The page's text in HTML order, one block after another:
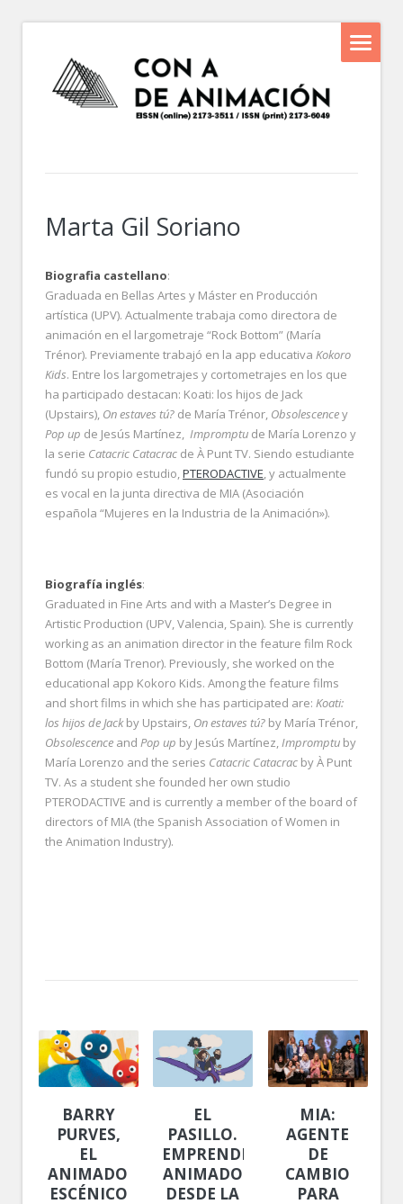
Marta Gil Soriano
Biografia castellano:
Graduada en Bellas Artes y Máster en Producción
artística (UPV). Actualmente trabaja como directora de
animación en el largometraje “Rock Bottom” (María
Trénor). Previamente trabajó en la app educativa Kokoro
Kids. Entre los largometrajes y cortometrajes en los que
ha participado destacan: Koati: los hijos de Jack
(Upstairs), On estaves tú? de María Trénor, Obsolescencey
Pop up de Jesús Martínez, Impromptu de María Lorenzo y
la serie Catacric Catacrac de À Punt TV. Siendo estudiante
fundó su propio estudio,PTERODACTIVE, y actualmente
es vocal en la junta directiva de MIA (Asociación
española “Mujeres en la Industria de la Animación»).
Biografía inglés:
Graduated in Fine Arts and with a Master’s Degree in
Artistic Production (UPV, Valencia, Spain). She is currently
working as an animation director in the feature film Rock
Bottom (María Trenor). Previously, she worked on the
educational app Kokoro Kids. Among the feature films
and short films in which she has participated are: Koati:
los hijos de Jackby Upstairs, On estaves tú? by María Trénor,
Obsolescence and Pop up by Jesús Martínez,Impromptu by
María Lorenzo and the series Catacric Catacrac by À Punt
TV. As a student she founded her own studio
PTERODACTIVE and is currently a member of the board of
directors of MIA (the Spanish Association of Women in
the Animation Industry).
BARRY
PURVES,
EL
ANIMADOR
ESCÉNICO
EL
PASILLO.
EMPRENDIMIENTO
ANIMADO
DESDE LA
MIA:
AGENTE
DE
CAMBIO
PARA